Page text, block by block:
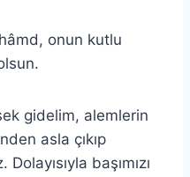
onun kutlu
gidelim, alemlerin
asla çıkıp
başımızı